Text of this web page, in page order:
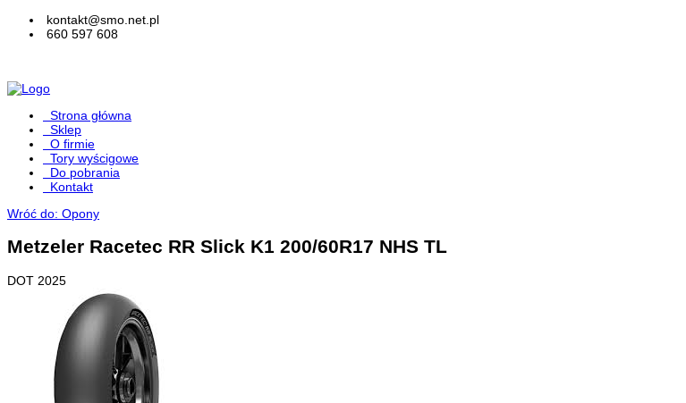
kontakt@smo.net.pl
660 597 608
Strona główna
Sklep
O firmie
Tory wyścigowe
Do pobrania
Kontakt
Wróć do: Opony
Metzeler Racetec RR Slick K1 200/60R17 NHS TL
DOT 2025